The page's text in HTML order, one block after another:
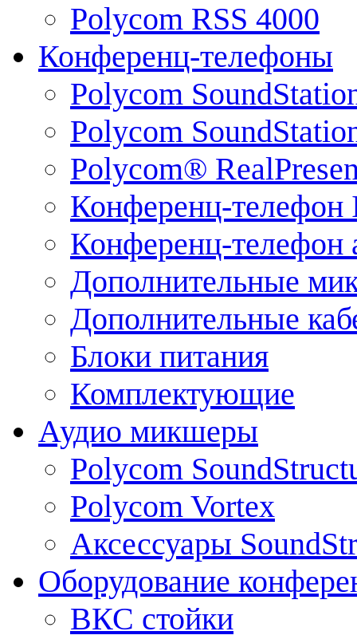
Polycom RSS 4000
Конференц-телефоны
Polycom
Polycom
Polycom®
Конференц-телефон
Конференц-телефон
Дополнительные
Дополнительные
Блоки питания
Комплектующие
Аудио микшеры
Polycom
Polycom Vortex
Аксессуары
Оборудование
ВКС стойки